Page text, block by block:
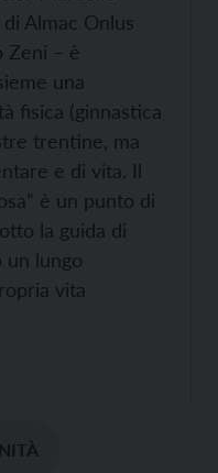
Almac Onlus
Zeni – è
una
fisica (ginnastica
trentine, ma
e di vita. Il
è un punto di
la guida di
un lungo
vita